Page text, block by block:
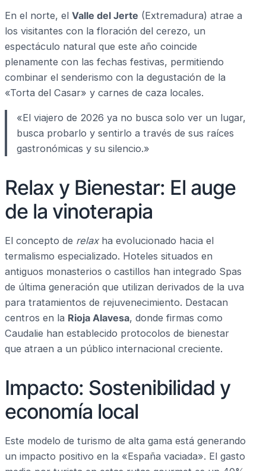
En el norte, el Valle del Jerte (Extremadura) atrae a
los visitantes con la floración del cerezo, un
espectáculo natural que este año coincide
plenamente con las fechas festivas, permitiendo
combinar el senderismo con la degustación de la
«Torta del Casar» y carnes de caza locales.
«El viajero de 2026 ya no busca solo ver un lugar,
busca probarlo y sentirlo a través de sus raíces
gastronómicas y su silencio.»
Relax y Bienestar: El auge
de la vinoterapia
El concepto de relaxha evolucionado hacia el
termalismo especializado. Hoteles situados en
antiguos monasterios o castillos han integrado Spas
de última generación que utilizan derivados de la uva
para tratamientos de rejuvenecimiento. Destacan
centros en la Rioja Alavesa, donde firmas como
Caudalie han establecido protocolos de bienestar
que atraen a un público internacional creciente.
Impacto: Sostenibilidad y
economía local
Este modelo de turismo de alta gama está generando
un impacto positivo en la «España vaciada». El gasto